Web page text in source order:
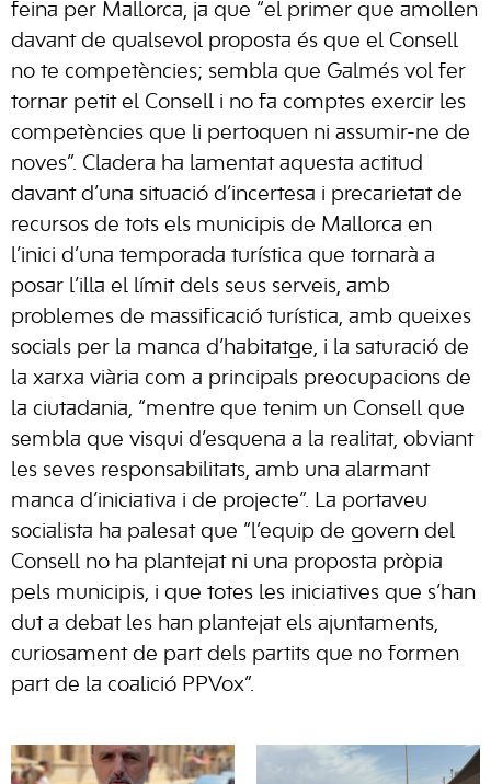
feina per Mallorca, ja que “el primer que amollen
davant de qualsevol proposta és que el Consell
no te competències; sembla que Galmés vol fer
tornar petit el Consell i no fa comptes exercir les
competències que li pertoquen ni assumir-ne de
noves”. Cladera ha lamentat aquesta actitud
davant d’una situació d’incertesa i precarietat de
recursos de tots els municipis de Mallorca en
l’inici d’una temporada turística que tornarà a
posar l’illa el límit dels seus serveis, amb
problemes de massificació turística, amb queixes
socials per la manca d’habitatge, i la saturació de
la xarxa viària com a principals preocupacions de
la ciutadania, “mentre que tenim un Consell que
sembla que visqui d’esquena a la realitat, obviant
les seves responsabilitats, amb una alarmant
manca d’iniciativa i de projecte”. La portaveu
socialista ha palesat que “l’equip de govern del
Consell no ha plantejat ni una proposta pròpia
pels municipis, i que totes les iniciatives que s’han
dut a debat les han plantejat els ajuntaments,
curiosament de part dels partits que no formen
part de la coalició PPVox”.